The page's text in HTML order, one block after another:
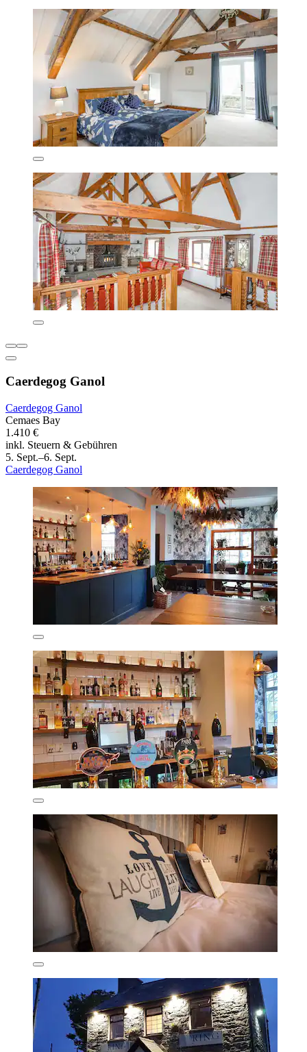
Caerdegog Ganol
Caerdegog Ganol
Cemaes Bay
1.410 €
inkl. Steuern & Gebühren
5. Sept.–6. Sept.
Caerdegog Ganol